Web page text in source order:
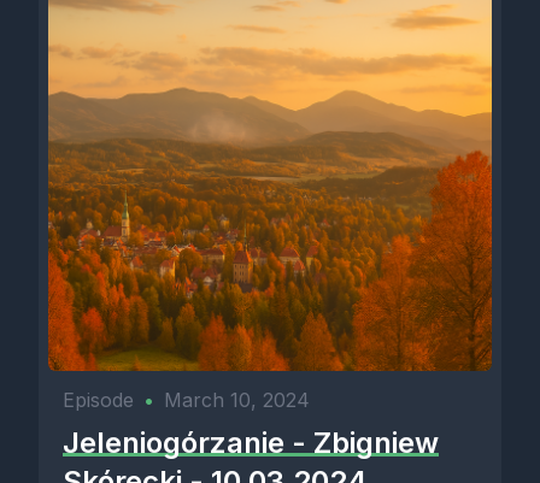
Episode • March 10, 2024
Jeleniogórzanie - Zbigniew